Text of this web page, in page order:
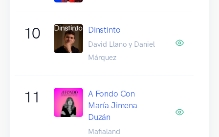
10 Dinstinto
David Llano y Daniel
Márquez
11
A Fondo Con
María Jimena
Duzán
Mafialand